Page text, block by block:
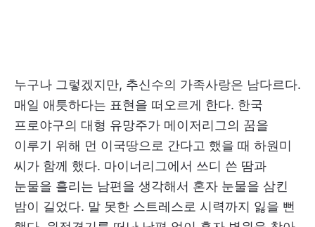
누구나 그렇겠지만, 추신수의 가족사랑은 남다르다.
매일 애틋하다는 표현을 떠오르게 한다. 한국
프로야구의 대형 유망주가 메이저리그의 꿈을
이루기 위해 먼 이국땅으로 간다고 했을 때 하원미
씨가 함께 했다. 마이너리그에서 쓰디 쓴 땀과
눈물을 흘리는 남편을 생각해서 혼자 눈물을 삼킨
밤이 길었다. 말 못한 스트레스로 시력까지 잃을 뻔